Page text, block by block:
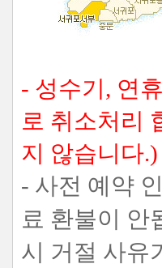
- 성수기, 연
로 취소처리
지 않습니다.)
- 사전 예약
료 환불이 안
시 거절 사유